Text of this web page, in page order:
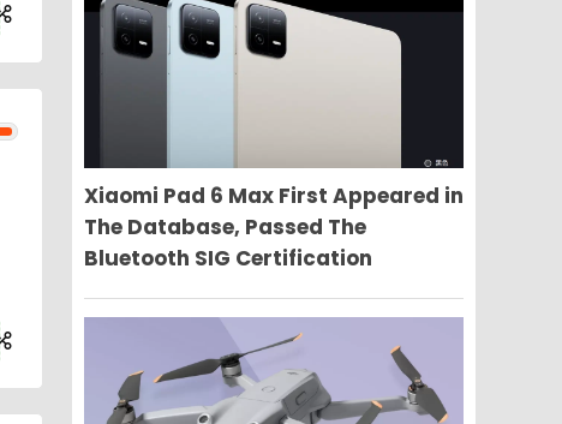
Xiaomi Pad 6 Max First Appeared in
The Database, Passed The
Bluetooth SIG Certification